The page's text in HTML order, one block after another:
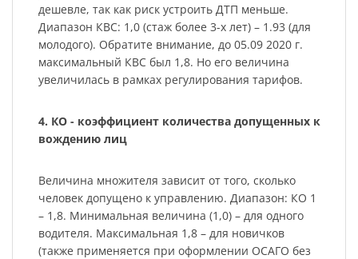
дешевле, так как риск устроить ДТП меньше.
Диапазон КВС: 1,0 (стаж более 3-х лет) – 1.93 (для
молодого). Обратите внимание, до 05.09 2020 г.
максимальный КВС был 1,8. Но его величина
увеличилась в рамках регулирования тарифов.
4. КО - коэффициент количества допущенных к
вождению лиц
Величина множителя зависит от того, сколько
человек допущено к управлению. Диапазон: КО 1
– 1,8. Минимальная величина (1,0) – для одного
водителя. Максимальная 1,8 – для новичков
(также применяется при оформлении ОСАГО без